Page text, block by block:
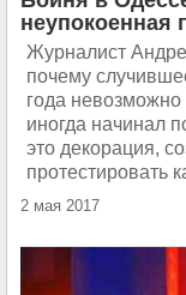
неупокоенная
Журналист
почему
года невозможно
иногда начинал
это декорация,
протестировать
2 мая 2017